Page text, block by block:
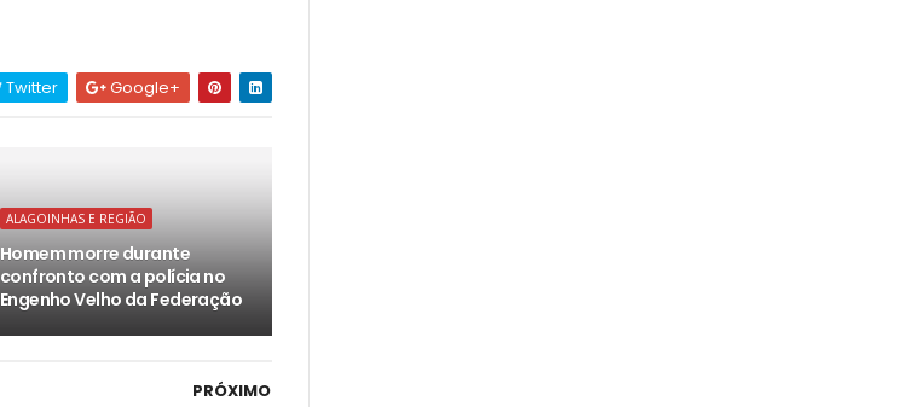
Twitter Google+
ALAGOINHAS E REGIÃO
Homem morre durante
confronto com a polícia no
Engenho Velho da Federação
PRÓXIMO